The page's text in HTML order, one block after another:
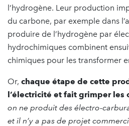
l’hydrogène. Leur production
du carbone, par exemple dans
produire de l’hydrogène par
hydrochimiques combinent
chimiques pour les transformer
Or, chaque étape de cette
l’électricité et fait grimper les
on ne produit des électro-
et il n’y a pas de projet